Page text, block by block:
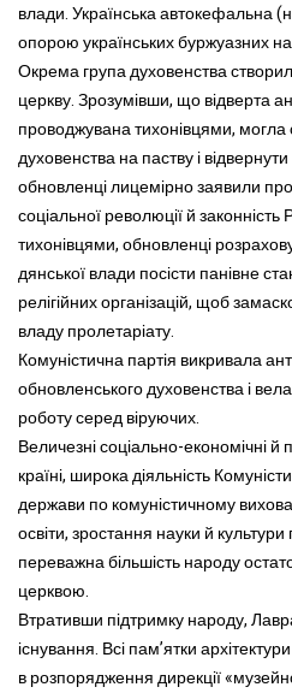
влади. Українська автокефальна
опорою українських буржуазних
Окрема група духовенства
церкву. Зрозумівши, що відверта
проводжувана тихонівцями, могла
духовенства на паству і
обновленці лицемірно заявили
соціальної революції й
тихонівцями, обновленці
дянської влади посісти панівне
релігійних організацій, щоб
владу пролетаріату.
Комуністична партія викривала
обновленського духовенства і
роботу серед віруючих.
Величезні соціально-економічні й
країні, широка діяльність
держави по комуністичному
освіти, зростання науки й
переважна більшість народу
церквою.
Втративши підтримку народу,
існування. Всі пам’ятки
в розпорядження дирекції